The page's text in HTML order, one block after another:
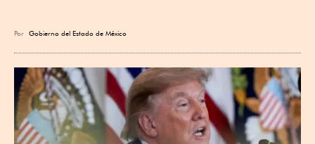
Por Gobierno del Estado de México